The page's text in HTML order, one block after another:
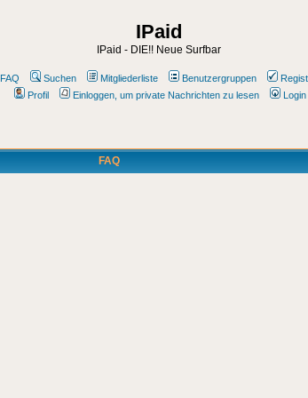
IPaid
IPaid - DIE!! Neue Surfbar
FAQ Suchen Mitgliederliste Benutzergruppen
Profil
Einloggen, um private Nachrichten zu lesen Login
FAQ